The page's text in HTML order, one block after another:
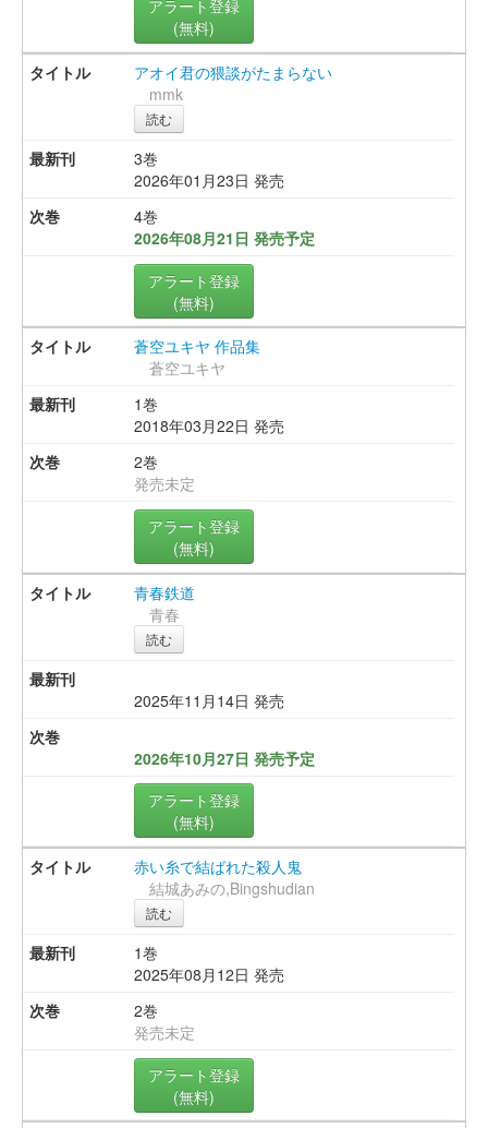
アラート登録
(無料)
アオイ君の猥談がたまらない
mmk
読む
3巻
2026年01月23日 発売
4巻
2026年08月21日 発売予定
アラート登録
(無料)
蒼空ユキヤ 作品集
蒼空ユキヤ
1巻
2018年03月22日 発売
2巻
発売未定
アラート登録
(無料)
青春鉄道
青春
読む
2025年11月14日 発売
2026年10月27日 発売予定
アラート登録
(無料)
赤い糸で結ばれた殺人鬼
結城あみの,Bingshudian
読む
1巻
2025年08月12日 発売
2巻
発売未定
アラート登録
(無料)